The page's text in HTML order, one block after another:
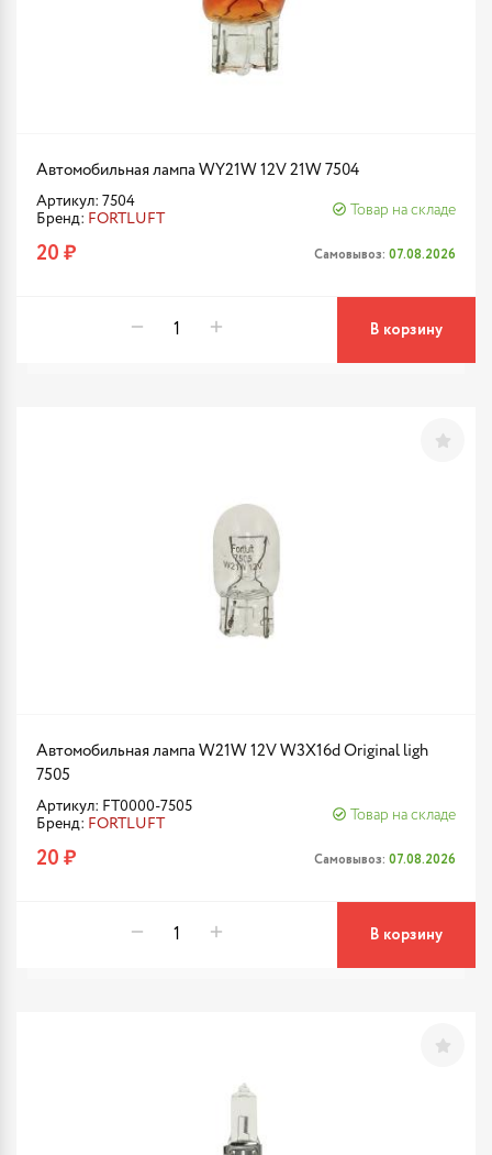
Автомобильная лампа WY21W 12V 21W 7504
Артикул: 7504
Бренд: FORTLUFT
Товар на складе
20 ₽ Самовывоз: 07.08.2026
В корзину
Автомобильная лампа W21W 12V W3X16d Original ligh
7505
Артикул: FT0000-7505
Бренд: FORTLUFT
Товар на складе
20 ₽ Самовывоз: 07.08.2026
В корзину